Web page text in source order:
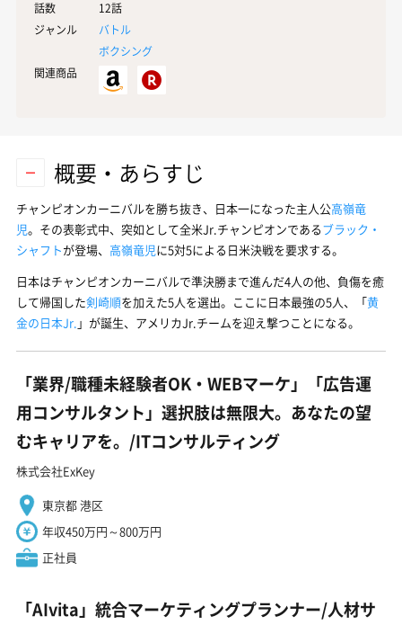
話数
12話
ジャンル
バトル
ボクシング
関連商品
概要・あらすじ
チャンピオンカーニバルを勝ち抜き、日本一になった主人公高嶺竜
児。その表彰式中、突如として全米Jr.チャンピオンであるブラック・
シャフトが登場、 高嶺竜児に5対5による日米決戦を要求する。
日本はチャンピオンカーニバルで準決勝まで進んだ4人の他、負傷を癒
して帰国した剣崎順を加えた5人を選出。ここに日本最強の5人、「黄
金の日本Jr. 」が誕生、アメリカJr.チームを迎え撃つことになる。
「業界/職種未経験者OK・WEBマーケ」「広告運
用コンサルタント」選択肢は無限大。あなたの望
むキャリアを。/ITコンサルティング
株式会社ExKey
東京都 港区
年収450万円～800万円
正社員
「AIvita」統合マーケティングプランナー/人材サ